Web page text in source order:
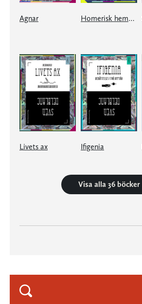
Agnar Homerisk hemkomst
Livets ax Ifigenia
Visa alla 36 böcker